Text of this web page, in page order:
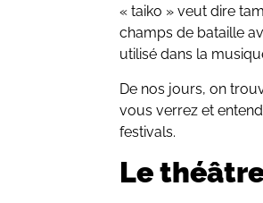
« taiko » veut dire
champs de bataille
utilisé dans la
De nos jours, on
vous verrez et
festivals.
Le